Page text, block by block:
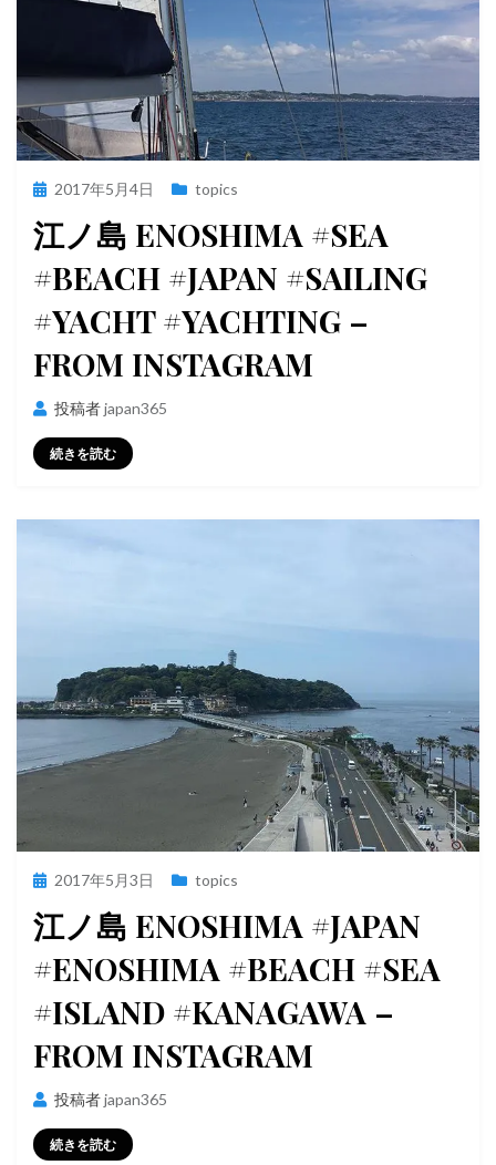
投
日:
2017年5月4日 topics
江ノ島 ENOSHIMA #SEA
#BEACH #JAPAN #SAILING
#YACHT #YACHTING –
FROM INSTAGRAM
投稿者japan365
続きを読む
投
日:
2017年5月3日 topics
江ノ島 ENOSHIMA #JAPAN
#ENOSHIMA #BEACH #SEA
#ISLAND #KANAGAWA –
FROM INSTAGRAM
投稿者japan365
続きを読む